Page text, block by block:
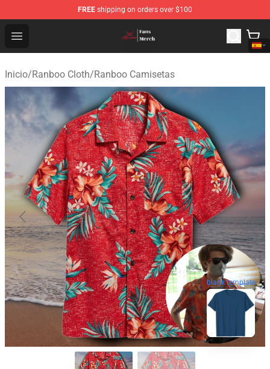
FREE shipping on orders over $100
Open menu
Ranboo Shop - Official Ranboo Merchandise Store
Inicio/Ranboo Cloth/Ranboo Camisetas
blank template